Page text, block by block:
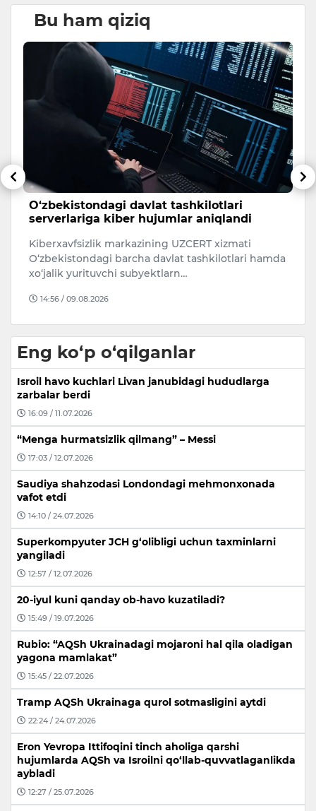
Bu ham qiziq
O‘zbekistondagi davlat tashkilotlari
serverlariga kiber hujumlar aniqlandi
Kiberxavfsizlik markazining UZCERT xizmati
O‘zbekistondagi barcha davlat tashkilotlari hamda
xo‘jalik yurituvchi subyektlarn…
14:56 / 09.08.2026
Eng ko‘p o‘qilganlar
Isroil havo kuchlari Livan janubidagi hududlarga
zarbalar berdi
16:09 / 11.07.2026
“Menga hurmatsizlik qilmang” – Messi
17:03 / 12.07.2026
Saudiya shahzodasi Londondagi mehmonxonada
vafot etdi
14:10 / 24.07.2026
Superkompyuter JCH g‘olibligi uchun taxminlarni
yangiladi
12:57 / 12.07.2026
20-iyul kuni qanday ob-havo kuzatiladi?
15:49 / 19.07.2026
Rubio: “AQSh Ukrainadagi mojaroni hal qila oladigan
yagona mamlakat”
15:45 / 22.07.2026
Tramp AQSh Ukrainaga qurol sotmasligini aytdi
22:24 / 24.07.2026
Eron Yevropa Ittifoqini tinch aholiga qarshi
hujumlarda AQSh va Isroilni qo‘llab-quvvatlaganlikda
aybladi
12:27 / 25.07.2026